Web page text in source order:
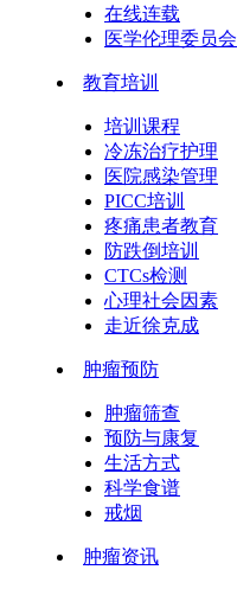
在线连载
医学伦理委员会
教育培训
培训课程
冷冻治疗护理
医院感染管理
PICC培训
疼痛患者教育
防跌倒培训
CTCs检测
心理社会因素
走近徐克成
肿瘤预防
肿瘤筛查
预防与康复
生活方式
科学食谱
戒烟
肿瘤资讯